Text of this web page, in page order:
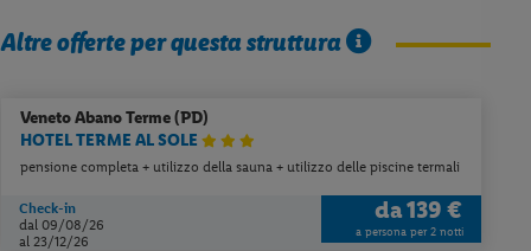
Altre offerte per questa struttura
VenetoAbano Terme (PD)
HOTEL TERME AL SOLE
pensione completa + utilizzo della sauna + utilizzo delle piscine termali
Check-in
dal 09/08/26
al 23/12/26
da139 €
a persona per 2 notti